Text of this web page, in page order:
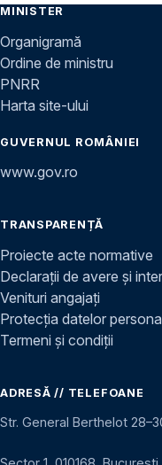
MINISTER
Organigramă
Ordine de ministru
PNRR
Harta site-ului
GUVERNUL ROMÂNIEI
www.gov.ro
TRANSPARENȚĂ
Proiecte acte normative
Declarații de avere și
Venituri angajați
Protecția datelor
Termeni și condiții
ADRESĂ // TELEFOANE
Str. General Berthelot